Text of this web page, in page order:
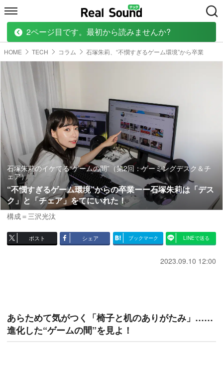
HOME MUSIC MOVIE TECH
HOME TECH コラム 石塚朱莉、“不憫すぎるゲーム環境”から卒業
石塚朱莉のイケてる“ゲームの間”（第2回：ゲーミングデスク＆チ
ェア）
“不憫すぎるゲーム環境”からの卒業ーー石塚朱莉は「デス
ク」と「チェア」をてにいれた！
構成＝三沢光汰
ポスト シェア ブックマーク LINEで送る
2023.09.10 12:00
あらためて気がつく「椅子と机のありがたみ」……
進化した“ゲームの間”を見よ！
2ページ目です。最初から読みませんか?